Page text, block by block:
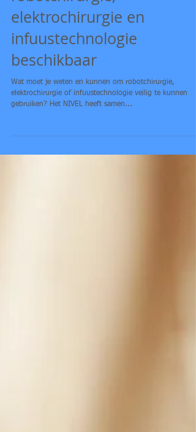
Bekwaamheidseisen
robotchirurgie,
elektrochirurgie en
infuustechnologie
beschikbaar